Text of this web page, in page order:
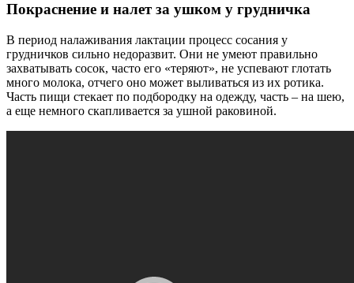
Покраснение и налет за ушком у грудничка
В период налаживания лактации процесс сосания у
грудничков сильно недоразвит. Они не умеют правильно
захватывать сосок, часто его «теряют», не успевают глотать
много молока, отчего оно может выливаться из их ротика.
Часть пищи стекает по подбородку на одежду, часть – на шею,
а еще немного скапливается за ушной раковиной.